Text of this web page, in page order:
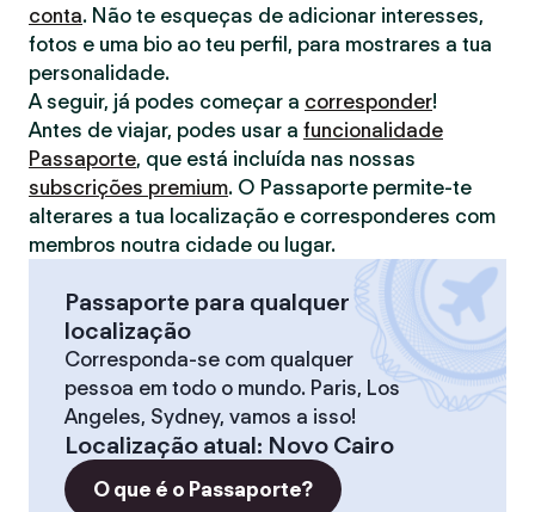
conta. Não te esqueças de adicionar interesses,
fotos e uma bio ao teu perfil, para mostrares a tua
personalidade.
A seguir, já podes começar a corresponder!
Antes de viajar, podes usar a funcionalidade
Passaporte, que está incluída nas nossas
subscrições premium. O Passaporte permite-te
alterares a tua localização e corresponderes com
membros noutra cidade ou lugar.
Passaporte para qualquer
localização
Corresponda-se com qualquer
pessoa em todo o mundo. Paris, Los
Angeles, Sydney, vamos a isso!
Localização atual: Novo Cairo
O que é o Passaporte?